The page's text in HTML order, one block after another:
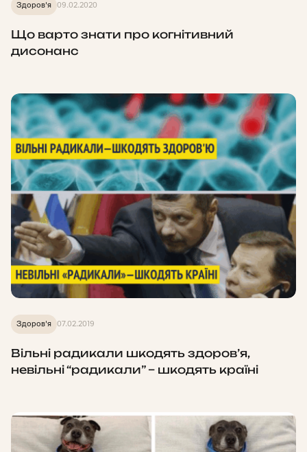
Здоров'я 09.02.2020
Що варто знати про когнітивний
дисонанс
Здоров'я 07.02.2019
Вільні радикали шкодять здоров’я,
невільні “радикали” – шкодять країні